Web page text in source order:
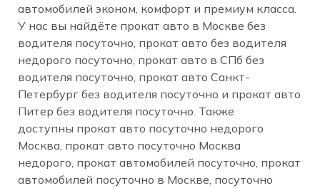
автомобилей эконом, комфорт и премиум класса.
У нас вы найдёте прокат авто в Москве без
водителя посуточно, прокат авто без водителя
недорого посуточно, прокат авто в СПб без
водителя посуточно, прокат авто Санкт-
Петербург без водителя посуточно и прокат авто
Питер без водителя посуточно. Также
доступны прокат авто посуточно недорого
Москва, прокат авто посуточно Москва
недорого, прокат автомобилей посуточно, прокат
автомобилей посуточно в Москве, посуточно